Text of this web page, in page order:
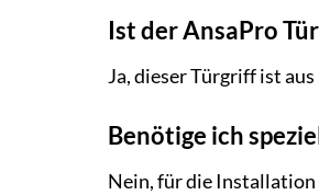
Ist der AnsaPro
Ja, dieser Türgriff ist
Benötige ich
Nein, für die Installation